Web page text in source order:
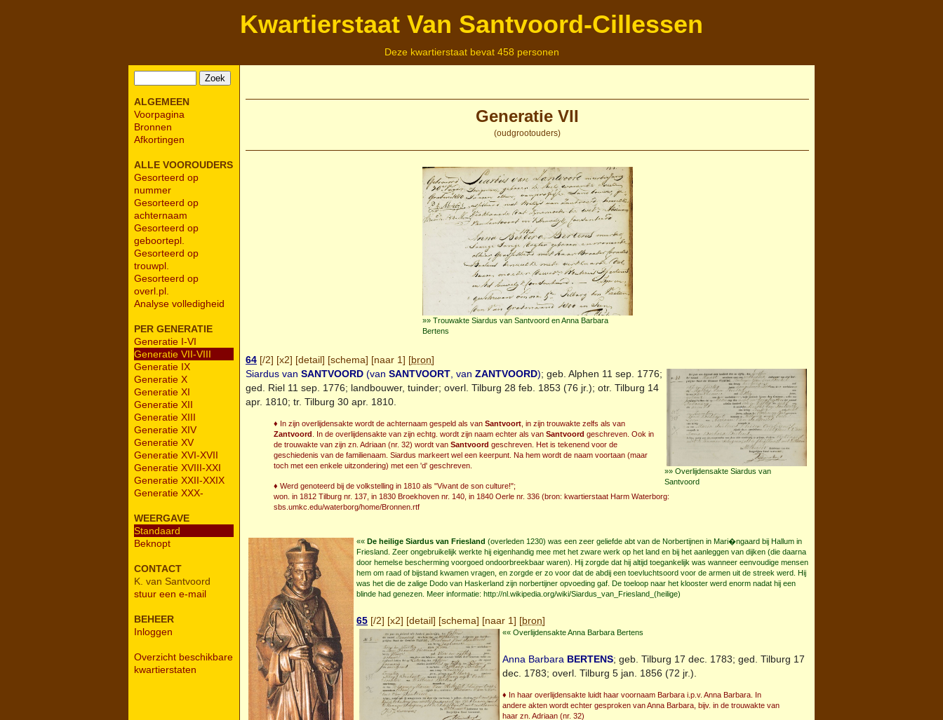
Kwartierstaat Van Santvoord-Cillessen
Deze kwartierstaat bevat 458 personen
ALGEMEEN
Voorpagina
Bronnen
Afkortingen
ALLE VOOROUDERS
Gesorteerd op
nummer
Gesorteerd op
achternaam
Gesorteerd op
geboortepl.
Gesorteerd op
trouwpl.
Gesorteerd op
overl.pl.
Analyse volledigheid
PER GENERATIE
Generatie I-VI
Generatie VII-VIII
Generatie IX
Generatie X
Generatie XI
Generatie XII
Generatie XIII
Generatie XIV
Generatie XV
Generatie XVI-XVII
Generatie XVIII-XXI
Generatie XXII-XXIX
Generatie XXX-
WEERGAVE
Standaard
Beknopt
CONTACT
K. van Santvoord
stuur een e-mail
BEHEER
Inloggen
Overzicht beschikbare
kwartierstaten
Generatie VII
(oudgrootouders)
»» Trouwakte Siardus van Santvoord en Anna Barbara
Bertens
64 [/2] [x2] [detail] [schema] [naar 1] [bron]
»» Overlijdensakte Siardus van
Santvoord
Siardus van SANTVOORD (van SANTVOORT , van ZANTVOORD); geb. Alphen 11 sep. 1776;
ged. Riel 11 sep. 1776; landbouwer, tuinder; overl. Tilburg 28 feb. 1853 (76 jr.); otr. Tilburg 14
apr. 1810; tr. Tilburg 30 apr. 1810.
♦ In zijn overlijdensakte wordt de achternaam gespeld als van Santvoort , in zijn trouwakte zelfs als van
Zantvoord . In de overlijdensakte van zijn echtg. wordt zijn naam echter als van Santvoord geschreven. Ook in
de trouwakte van zijn zn. Adriaan (nr. 32) wordt van Santvoord geschreven. Het is tekenend voor de
geschiedenis van de familienaam. Siardus markeert wel een keerpunt. Na hem wordt de naam voortaan (maar
toch met een enkele uitzondering) met een 'd' geschreven.
♦ Werd genoteerd bij de volkstelling in 1810 als "Vivant de son culture!";
won. in 1812 Tilburg nr. 137, in 1830 Broekhoven nr. 140, in 1840 Oerle nr. 336 (bron: kwartierstaat Harm Waterborg:
sbs.umkc.edu/waterborg/home/Bronnen.rtf
«« De heilige Siardus van Friesland (overleden 1230) was een zeer geliefde abt van de Norbertijnen in Mari�ngaard bij Hallum in
Friesland. Zeer ongebruikelijk werkte hij eigenhandig mee met het zware werk op het land en bij het aanleggen van dijken (die daarna
door hemelse bescherming voorgoed ondoorbreekbaar waren). Hij zorgde dat hij altijd toegankelijk was wanneer eenvoudige mensen
hem om raad of bijstand kwamen vragen, en zorgde er zo voor dat de abdij een toevluchtsoord voor de armen uit de streek werd. Hij
was het die de zalige Dodo van Haskerland zijn norbertijner opvoeding gaf. De toeloop naar het klooster werd enorm nadat hij een
blinde had genezen. Meer informatie: http://nl.wikipedia.org/wiki/Siardus_van_Friesland_(heilige)
65 [/2] [x2] [detail] [schema] [naar 1] [bron]
«« Overlijdensakte Anna Barbara Bertens
Anna Barbara BERTENS; geb. Tilburg 17 dec. 1783; ged. Tilburg 17
dec. 1783; overl. Tilburg 5 jan. 1856 (72 jr.).
♦ In haar overlijdensakte luidt haar voornaam Barbara i.p.v. Anna Barbara. In
andere akten wordt echter gesproken van Anna Barbara, bijv. in de trouwakte van
haar zn. Adriaan (nr. 32)